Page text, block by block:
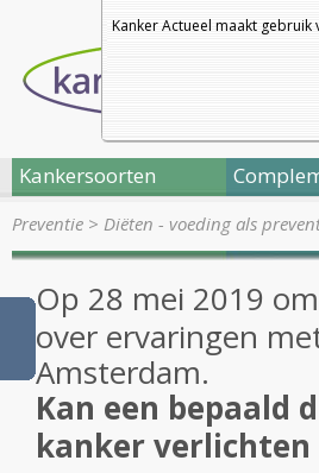
Kanker Actueel maakt
Kankersoorten
Preventie > Diëten - voeding als
Op 28 mei 2019
over ervaringen
Amsterdam.
Kan een bepaald
kanker verlichten